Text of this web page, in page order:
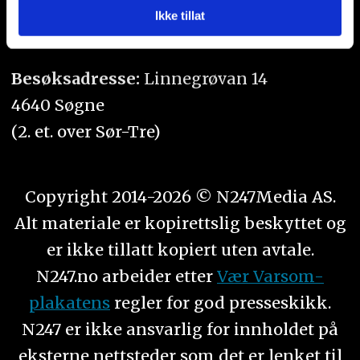
med annen informasjon du har gjort tilgjengelig for dem,
eller som de har samlet inn gjennom din bruk av
tjenestene deres.
Ikke tillat
Orgnr. 934 218 043
Besøksadresse: Linnegrøvan 14
4640 Søgne
(2. et. over Sør-Tre)
Copyright 2014-2026 © N247Media AS.
Alt materiale er kopirettslig beskyttet og
er ikke tillatt kopiert uten avtale.
N247.no arbeider etter Vær Varsom-
plakatens regler for god presseskikk.
N247 er ikke ansvarlig for innholdet på
eksterne nettsteder som det er lenket til